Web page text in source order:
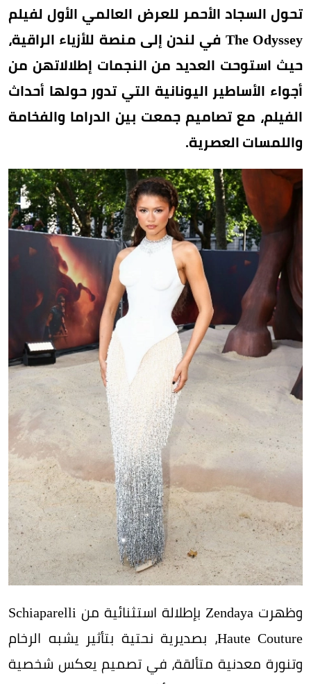
تحول السجاد الأحمر للعرض العالمي الأول لفيلم
The Odyssey في لندن إلى منصة للأزياء الراقية،
حيث استوحت العديد من النجمات إطلالاتهن من
أجواء الأساطير اليونانية التي تدور حولها أحداث
الفيلم، مع تصاميم جمعت بين الدراما والفخامة
واللمسات العصرية.
وظهرت Zendaya بإطلالة استثنائية من Schiaparelli
Haute Couture، بصديرية نحتية بتأثير يشبه الرخام
وتنورة معدنية متألقة، في تصميم يعكس شخصية